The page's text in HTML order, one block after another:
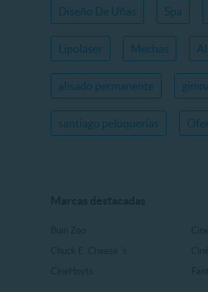
Diseño De Uñas Spa
Lipolaser Mechas
alisado permanente
santiago peluquerías